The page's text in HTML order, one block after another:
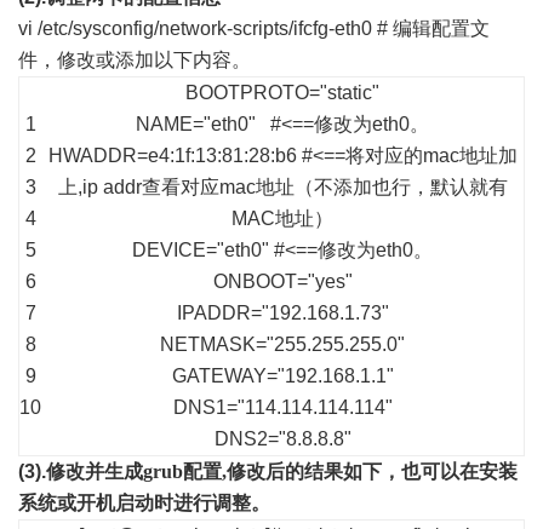
vi /etc/sysconfig/network-scripts/ifcfg-eth0 # 编辑配置文
件，修改或添加以下内容。
1
2
3
4
5
6
7
8
9
10
BOOTPROTO="static"
NAME="eth0"
#<==修改为eth0。
HWADDR=e4:1f:13:81:28:b6 #<==将对应的mac地址加
上,ip addr查看对应mac地址（不添加也行，默认就有
MAC地址）
DEVICE="eth0" #<==修改为eth0。
ONBOOT="yes"
IPADDR="192.168.1.73"
NETMASK="255.255.255.0"
GATEWAY="192.168.1.1"
DNS1="114.114.114.114"
DNS2="8.8.8.8"
(3).修改并生成grub配置,修改后的结果如下，也可以在安装
系统或开机启动时进行调整。